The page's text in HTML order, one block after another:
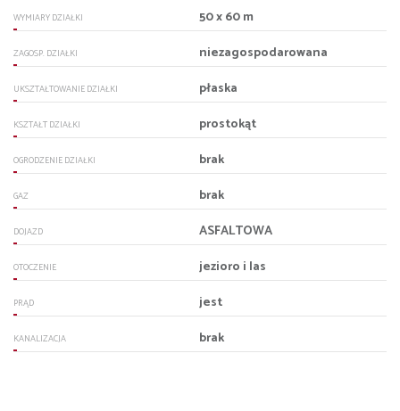
WYMIARY DZIAŁKI 50 x 60 m
ZAGOSP. DZIAŁKI niezagospodarowana
UKSZTAŁTOWANIE DZIAŁKI płaska
KSZTAŁT DZIAŁKI prostokąt
OGRODZENIE DZIAŁKI brak
GAZ brak
DOJAZD ASFALTOWA
OTOCZENIE jezioro i las
PRĄD jest
KANALIZACJA brak